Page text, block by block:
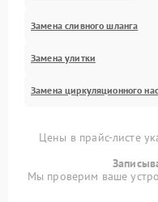
Замена сливного шланга
Замена улитки
Замена циркуляционного
Цены в прайс-листе
Мы проверим ваше